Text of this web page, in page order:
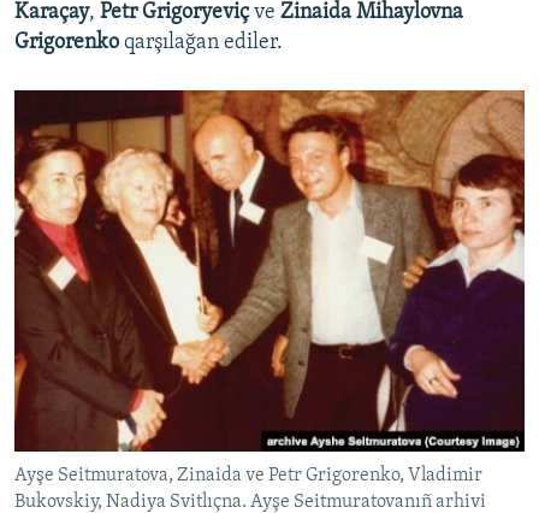
Karaçay, Petr Grigoryeviçve Zinaida Mihaylovna
Grigorenko qarşılağan ediler.
Ayşe Seitmuratova, Zinaida ve Petr Grigorenko, Vladimir
Bukovskiy, Nadiya Svitlıçna. Ayşe Seitmuratovanıñ arhivi